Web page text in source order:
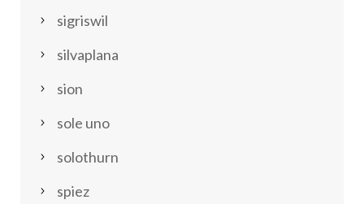
sigriswil
silvaplana
sion
sole uno
solothurn
spiez